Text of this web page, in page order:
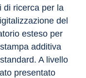
di ricerca per la
del
esteso per
additiva
A livello
presentato